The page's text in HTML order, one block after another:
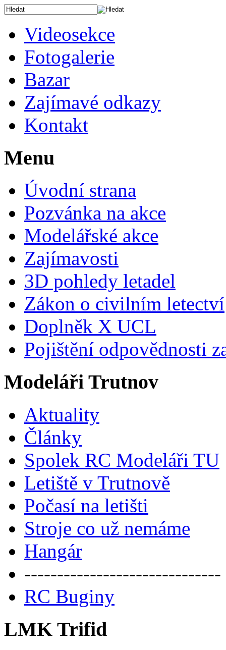
Videosekce
Fotogalerie
Bazar
Zajímavé odkazy
Kontakt
Menu
Úvodní strana
Pozvánka na akce
Modelářské akce
Zajímavosti
3D pohledy letadel
Zákon o civilním letectví
Doplněk X UCL
Pojištění odpovědnosti
Modeláři Trutnov
Aktuality
Články
Spolek RC Modeláři TU
Letiště v Trutnově
Počasí na letišti
Stroje co už nemáme
Hangár
------------------------------
RC Buginy
LMK Trifid